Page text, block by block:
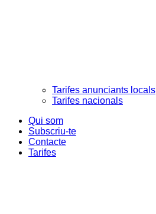
Tarifes anunciants locals
Tarifes nacionals
Qui som
Subscriu-te
Contacte
Tarifes